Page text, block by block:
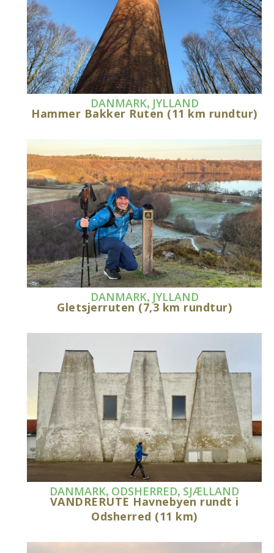
DANMARK, JYLLAND
Hammer Bakker Ruten (11 km rundtur)
DANMARK, JYLLAND
Gletsjerruten (7,3 km rundtur)
DANMARK, ODSHERRED, SJÆLLAND
VANDRERUTE Havnebyen rundt i
Odsherred (11 km)